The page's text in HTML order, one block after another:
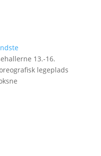
13.-16.
legeplads